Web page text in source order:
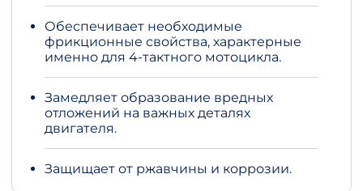
Обеспечивает необходимые
фрикционные свойства, характерные
именно для 4-тактного мотоцикла.
Замедляет образование вредных
отложений на важных деталях
двигателя.
Защищает от ржавчины и коррозии.